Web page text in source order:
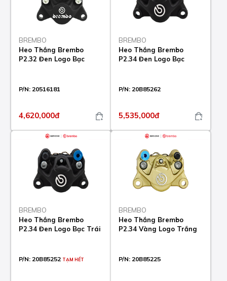
BREMBO
Heo Thắng Brembo
P2.32 Đen Logo Bạc
P/N: 20516181
4,620,000đ
BREMBO
Heo Thắng Brembo
P2.34 Đen Logo Bạc
P/N: 20B85262
5,535,000đ
BREMBO
Heo Thắng Brembo
P2.34 Đen Logo Bạc Trái
P/N: 20B85252 TẠM HẾT
BREMBO
Heo Thắng Brembo
P2.34 Vàng Logo Trắng
P/N: 20B85225